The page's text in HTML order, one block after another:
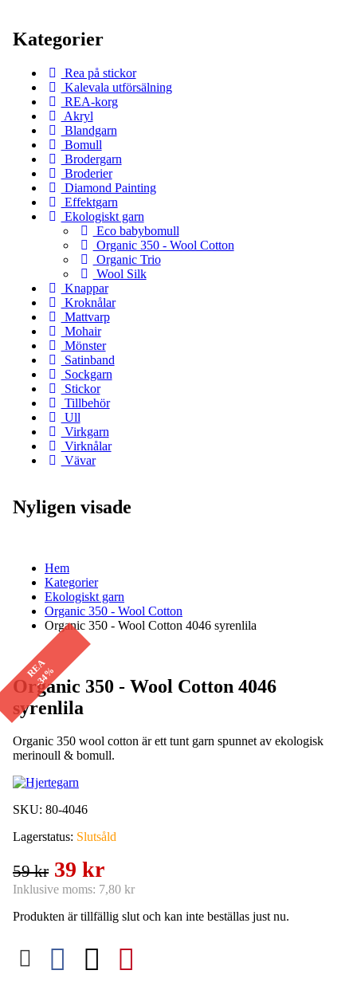
Kategorier
Rea på stickor
Kalevala utförsälning
REA-korg
Akryl
Blandgarn
Bomull
Brodergarn
Broderier
Diamond Painting
Effektgarn
Ekologiskt garn
Eco babybomull
Organic 350 - Wool Cotton
Organic Trio
Wool Silk
Knappar
Kroknålar
Mattvarp
Mohair
Mönster
Satinband
Sockgarn
Stickor
Tillbehör
Ull
Virkgarn
Virknålar
Vävar
Nyligen visade
Hem
Kategorier
Ekologiskt garn
Organic 350 - Wool Cotton
Organic 350 - Wool Cotton 4046 syrenlila
REA
-34%
Organic 350 - Wool Cotton 4046
syrenlila
Organic 350 wool cotton är ett tunt garn spunnet av ekologisk
merinoull & bomull.
SKU: 80-4046
Lagerstatus: Slutsåld
59 kr 39 kr
Inklusive moms: 7,80 kr
Produkten är tillfällig slut och kan inte beställas just nu.